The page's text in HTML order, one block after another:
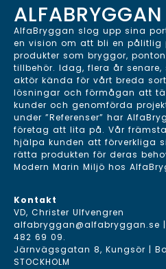
AlfaBryggan slog upp sina
en vision om att bli en pålitlig
produkter som bryggor,
tillbehör. Idag, flera år
aktör kända för vårt breda
lösningar och förmågan att
kunder och genomförda
under ”Referenser” har
företag att lita på. Vår
hjälpa kunden att förverkliga
rätta produkten för deras
Modern Marin Miljö hos
Kontakt
VD, Christer Ulfvengren
alfabryggan@alfabryggan.se |
482 69 09.
Järnvägsgatan 8, Kungsör |
STOCKHOLM